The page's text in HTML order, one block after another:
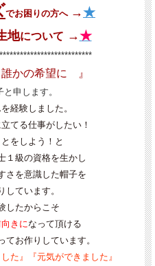
でお困りの方へ →★
地について →★
かの希望に 』
申します。
経験しました。
てる仕事がしたい！
をしよう！と
１級の資格を生かし
さを意識した帽子を
しています。
したからこそ
きになって頂ける
てお作りしています。
した』『元気ができました』